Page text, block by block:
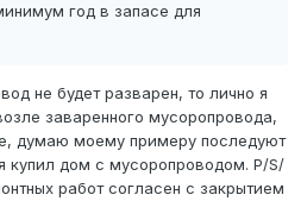
год в запасе для
не будет разварен, то лично я
заваренного мусоропровода,
думаю моему примеру последуют
купил дом с мусоропроводом. P/S/
работ согласен с закрытием